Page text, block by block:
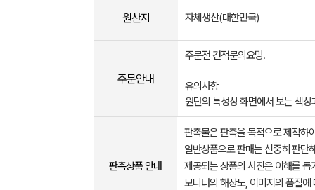
원산지 자체생산(대한민국)
주문안내
주문전 견적문의요망.
유의사항
원단의 특성상 화면에서 보는 색
판촉상품 안내
판촉물은 판촉을 목적으로 제작하
일반상품으로 판매는 신중히 판단
제공되는 상품의 사진은 이해를
모니터의 해상도, 이미지의 품질